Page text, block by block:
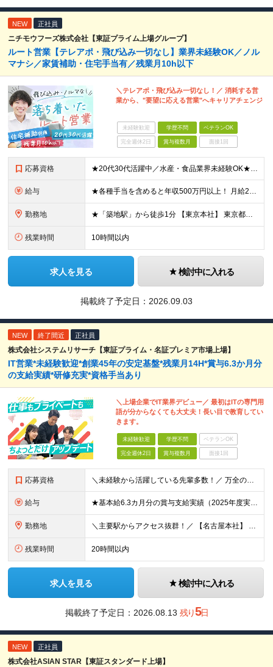
NEW 正社員
ニチモウフーズ株式会社【東証プライム上場グループ】
ルート営業【テレアポ・飛び込み一切なし】業界未経験OK／ノル
マナシ／家賃補助・住宅手当有／残業月10h以下
＼テレアポ・飛び込み一切なし！／ 消耗する営
業から、"要望に応える営業"へキャリアチェンジ
未経験歓迎 学歴不問 ベテランOK
完全週休2日 賞与複数月 面接1回
応募資格 ★20代30代活躍中／水産・食品業界未経験OK★ ◇学歴不問 ◇第二新卒歓迎 【必須要件】 ■何かしらの営業経験をお持ちの方 └水産や食品の経験・知識がない方でもOK！ 業界知識は入社後に丁寧にご
給与 ★各種手当を含めると年収500万円以上！ 月給25万円～45万円＋住宅手当もしくは借り上げ社宅補助＋賞与年2回＋その他各種手当 ※試用期間3ヵ月あり。期間中の給与・待遇の差異はありません ※年齢・能
勤務地 ★「築地駅」から徒歩1分 【東京本社】 東京都中央区築地3-9-9 築地三丁目ビル8F (変更の範囲)上記を除く当社関連勤務地
残業時間 10時間以内
求人を見る 検討中に入れる
掲載終了予定日： 2026.09.03
NEW 終了間近 正社員
株式会社システムリサーチ【東証プライム・名証プレミア市場上場】
IT営業*未経験歓迎*創業45年の安定基盤*残業月14H*賞与6.3か月分
の支給実績*研修充実*資格手当あり
＼上場企業でIT業界デビュー／ 最初はITの専門用
語が分からなくても大丈夫！長い目で教育してい
きます。
未経験歓迎 学歴不問 ベテランOK
完全週休2日 賞与複数月 面接1回
応募資格 ＼未経験から活躍している先輩多数！／ 万全の教育体制で、IT知識が無くても安心です。 「ITに触れてこなかったけど興味がある」でも大歓迎！ 少しでも気になったらお気軽にご応募ください。 ◆学歴不問
給与 ★基本給6.3カ月分の賞与支給実績（2025年度実績） ★未経験入社メンバーも次々に前職からの年収UPを実現！ 【愛知】 月給25.5万円～35万円＋各種手当＋賞与年2回＋業績賞与 ※上記には一律の
勤務地 ＼主要駅からアクセス抜群！／ 【名古屋本社】 愛知県名古屋市中村区岩塚本通二丁目12番 【第1開発センター】 愛知県名古屋市中村区岩塚町一丁目16番 【第2開発センター】 愛知県名古屋市中村区並
残業時間 20時間以内
求人を見る 検討中に入れる
掲載終了予定日： 2026.08.13 残り5日
NEW 正社員
株式会社ASIAN STAR【東証スタンダード上場】